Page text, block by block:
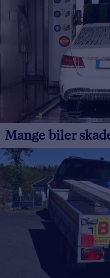
Mange biler